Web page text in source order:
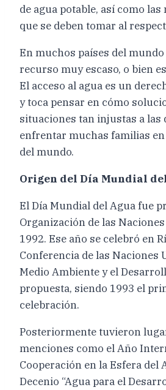
de agua potable, así como
que se deben tomar al
En muchos países del
recurso muy escaso, o bien
El acceso al agua es un
y toca pensar en cómo
situaciones tan injustas a las
enfrentar muchas familias
del mundo.
Origen del Día Mundial
El Día Mundial del Agua fue
Organización de las
1992. Ese año se celebró en
Conferencia de las Naciones
Medio Ambiente y el
propuesta, siendo 1993 el
celebración.
Posteriormente tuvieron
menciones como el Año
Cooperación en la Esfera del
Decenio “Agua para el